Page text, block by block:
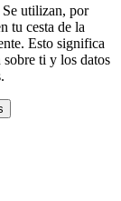
Se utilizan, por
tu cesta de la
Esto significa
ti y los datos